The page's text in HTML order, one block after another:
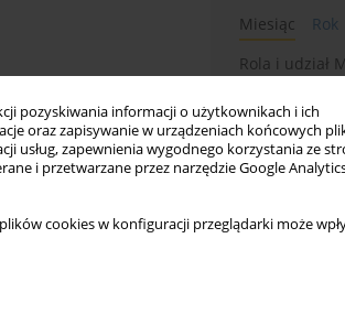
pozyskiwania informacji o użytkownikach i ich
oraz zapisywanie w urządzeniach końcowych
usług, zapewnienia wygodnego korzystania ze
i przetwarzane przez narzędzie Google
cookies w konfiguracji przeglądarki może
Miesiąc
Rok
Rola i udział
kampanii
PRL I
w świetle
Głównej MO
przykładzie
województwa
Zygmunt
i kariera
osobowych.